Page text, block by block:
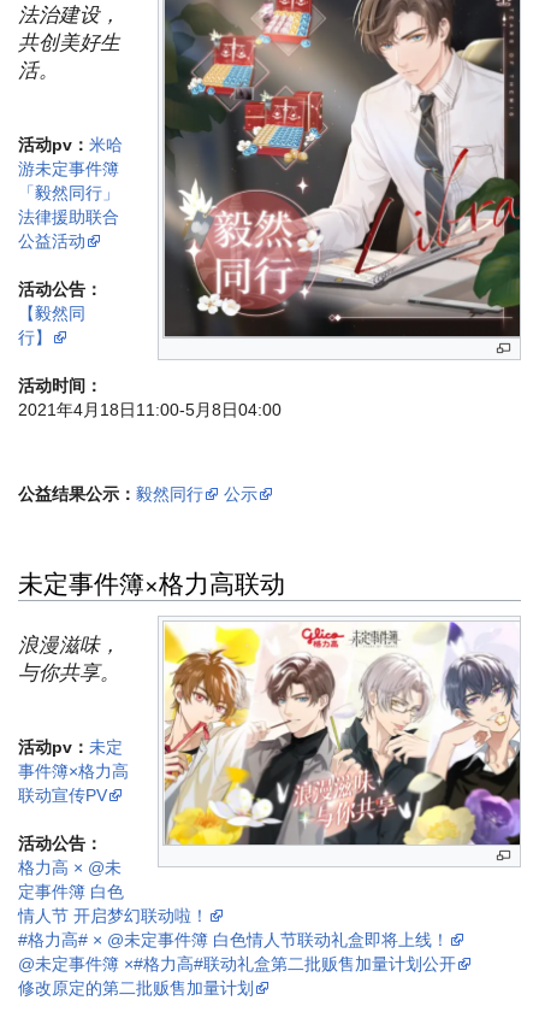
法治建设，
共创美好生
活。
活动pv： 米哈
游未定事件簿
「毅然同行」
法律援助联合
公益活动
活动公告：
【毅然同
行】
活动时间：
2021年4月18日11:00-5月8日04:00
公益结果公示： 毅然同行 公示
未定事件簿×格力高联动
浪漫滋味，
与你共享。
活动pv： 未定
事件簿×格力高
联动宣传PV
活动公告：
格力高 × @未
定事件簿 白色
情人节 开启梦幻联动啦！
#格力高# × @未定事件簿 白色情人节联动礼盒即将上线！
@未定事件簿 ×#格力高#联动礼盒第二批贩售加量计划公开
修改原定的第二批贩售加量计划